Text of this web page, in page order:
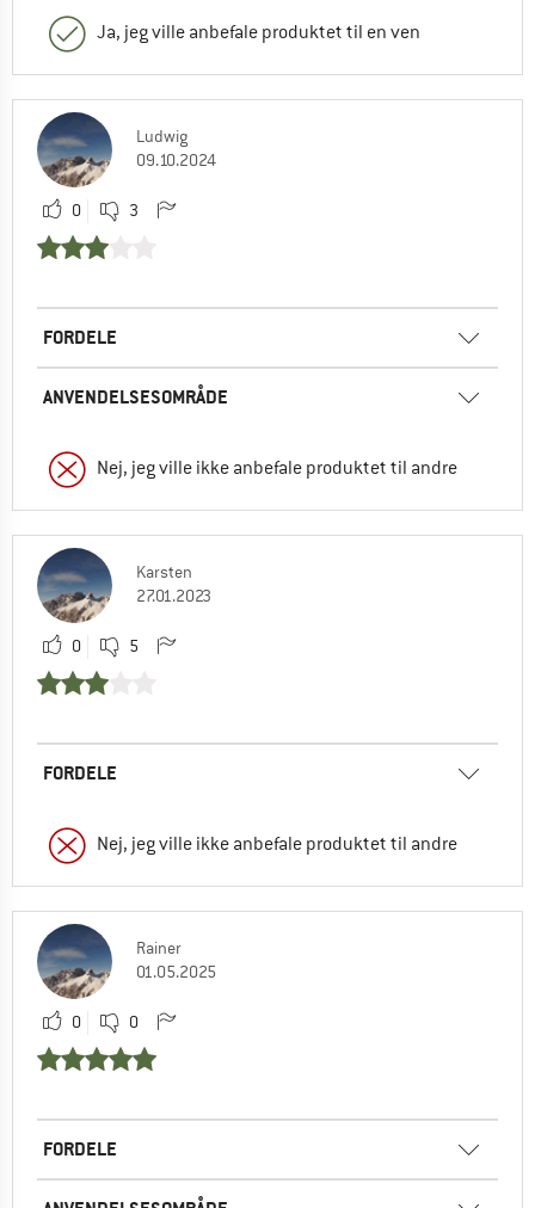
Ja, jeg ville anbefale produktet til en ven
Ludwig
09.10.2024
0 3
FORDELE
ANVENDELSESOMRÅDE
Nej, jeg ville ikke anbefale produktet til andre
Karsten
27.01.2023
0 5
FORDELE
Nej, jeg ville ikke anbefale produktet til andre
Rainer
01.05.2025
0 0
FORDELE